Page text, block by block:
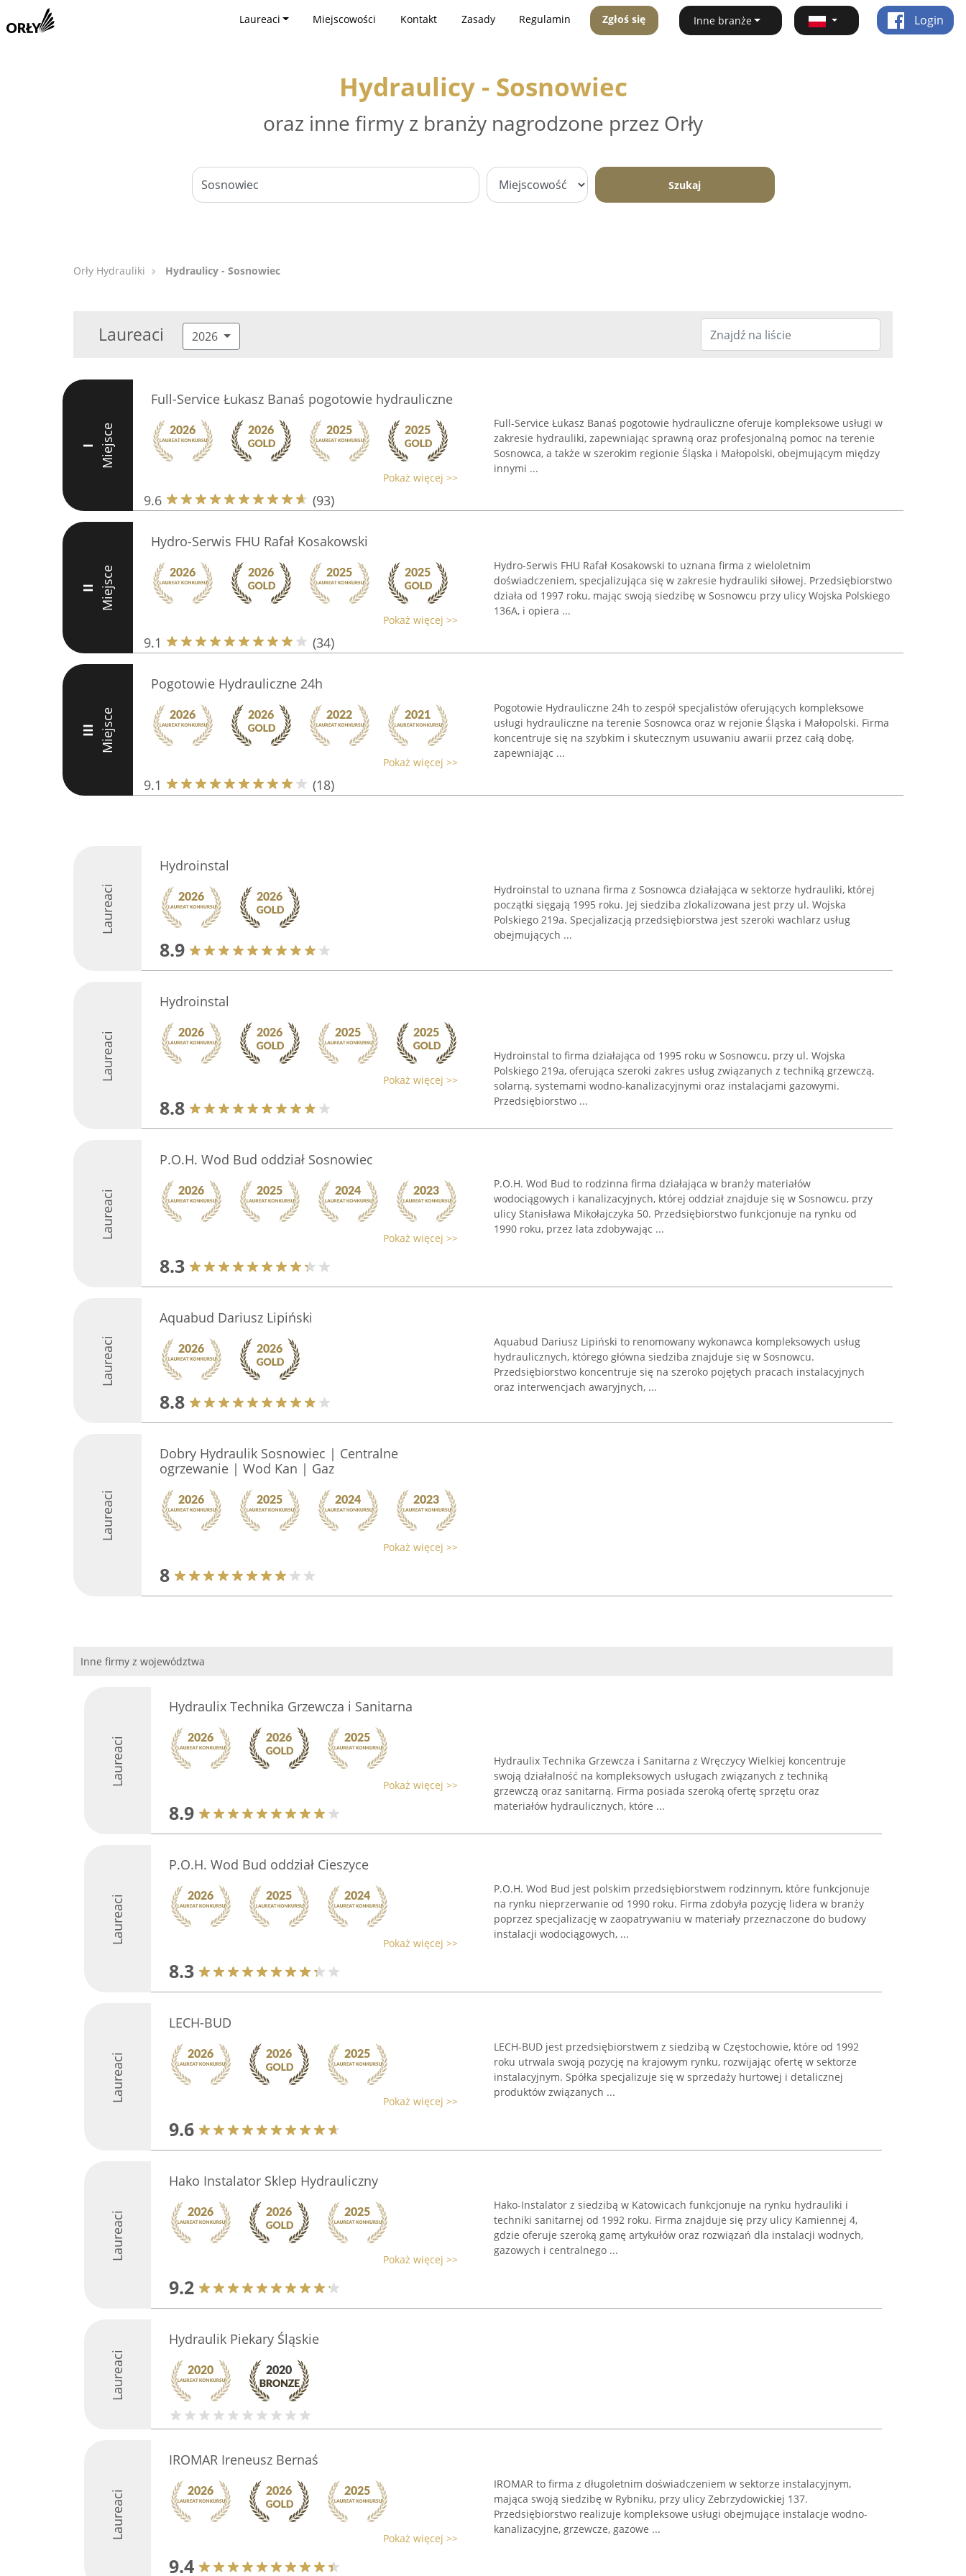
Laureaci Miejscowości Kontakt Zasady Regulamin Zgłoś się Inne branże Login
Hydraulicy - Sosnowiec
oraz inne firmy z branży nagrodzone przez Orły
Szukaj
Orły Hydrauliki Hydraulicy - Sosnowiec
Laureaci 2026
I Miejsce
Full-Service Łukasz Banaś pogotowie hydrauliczne
Pokaż więcej >>
9.6 (93)
Full-Service Łukasz Banaś pogotowie hydrauliczne oferuje kompleksowe usługi w
zakresie hydrauliki, zapewniając sprawną oraz profesjonalną pomoc na terenie
Sosnowca, a także w szerokim regionie Śląska i Małopolski, obejmującym między
innymi ...
II Miejsce
Hydro-Serwis FHU Rafał Kosakowski
Pokaż więcej >>
9.1 (34)
Hydro-Serwis FHU Rafał Kosakowski to uznana firma z wieloletnim
doświadczeniem, specjalizująca się w zakresie hydrauliki siłowej. Przedsiębiorstwo
działa od 1997 roku, mając swoją siedzibę w Sosnowcu przy ulicy Wojska Polskiego
136A, i opiera ...
III Miejsce
Pogotowie Hydrauliczne 24h
Pokaż więcej >>
9.1 (18)
Pogotowie Hydrauliczne 24h to zespół specjalistów oferujących kompleksowe
usługi hydrauliczne na terenie Sosnowca oraz w rejonie Śląska i Małopolski. Firma
koncentruje się na szybkim i skutecznym usuwaniu awarii przez całą dobę,
zapewniając ...
Laureaci
Hydroinstal
8.9
Hydroinstal to uznana firma z Sosnowca działająca w sektorze hydrauliki, której
początki sięgają 1995 roku. Jej siedziba zlokalizowana jest przy ul. Wojska
Polskiego 219a. Specjalizacją przedsiębiorstwa jest szeroki wachlarz usług
obejmujących ...
Laureaci
Hydroinstal
Pokaż więcej >>
8.8
Hydroinstal to firma działająca od 1995 roku w Sosnowcu, przy ul. Wojska
Polskiego 219a, oferująca szeroki zakres usług związanych z techniką grzewczą,
solarną, systemami wodno-kanalizacyjnymi oraz instalacjami gazowymi.
Przedsiębiorstwo ...
Laureaci
P.O.H. Wod Bud oddział Sosnowiec
Pokaż więcej >>
8.3
P.O.H. Wod Bud to rodzinna firma działająca w branży materiałów
wodociągowych i kanalizacyjnych, której oddział znajduje się w Sosnowcu, przy
ulicy Stanisława Mikołajczyka 50. Przedsiębiorstwo funkcjonuje na rynku od
1990 roku, przez lata zdobywając ...
Laureaci
Aquabud Dariusz Lipiński
8.8
Aquabud Dariusz Lipiński to renomowany wykonawca kompleksowych usług
hydraulicznych, którego główna siedziba znajduje się w Sosnowcu.
Przedsiębiorstwo koncentruje się na szeroko pojętych pracach instalacyjnych
oraz interwencjach awaryjnych, ...
Laureaci
Dobry Hydraulik Sosnowiec | Centralne
ogrzewanie | Wod Kan | Gaz
Pokaż więcej >>
8
Inne firmy z województwa
Laureaci
Hydraulix Technika Grzewcza i Sanitarna
Pokaż więcej >>
8.9
Hydraulix Technika Grzewcza i Sanitarna z Wręczycy Wielkiej koncentruje
swoją działalność na kompleksowych usługach związanych z techniką
grzewczą oraz sanitarną. Firma posiada szeroką ofertę sprzętu oraz
materiałów hydraulicznych, które ...
Laureaci
P.O.H. Wod Bud oddział Cieszyce
Pokaż więcej >>
8.3
P.O.H. Wod Bud jest polskim przedsiębiorstwem rodzinnym, które funkcjonuje
na rynku nieprzerwanie od 1990 roku. Firma zdobyła pozycję lidera w branży
poprzez specjalizację w zaopatrywaniu w materiały przeznaczone do budowy
instalacji wodociągowych, ...
Laureaci
LECH-BUD
Pokaż więcej >>
9.6
LECH-BUD jest przedsiębiorstwem z siedzibą w Częstochowie, które od 1992
roku utrwala swoją pozycję na krajowym rynku, rozwijając ofertę w sektorze
instalacyjnym. Spółka specjalizuje się w sprzedaży hurtowej i detalicznej
produktów związanych ...
Laureaci
Hako Instalator Sklep Hydrauliczny
Pokaż więcej >>
9.2
Hako-Instalator z siedzibą w Katowicach funkcjonuje na rynku hydrauliki i
techniki sanitarnej od 1992 roku. Firma znajduje się przy ulicy Kamiennej 4,
gdzie oferuje szeroką gamę artykułów oraz rozwiązań dla instalacji wodnych,
gazowych i centralnego ...
Laureaci
Hydraulik Piekary Śląskie
Laureaci
IROMAR Ireneusz Bernaś
Pokaż więcej >>
9.4
IROMAR to firma z długoletnim doświadczeniem w sektorze instalacyjnym,
mająca swoją siedzibę w Rybniku, przy ulicy Zebrzydowickiej 137.
Przedsiębiorstwo realizuje kompleksowe usługi obejmujące instalacje wodno-
kanalizacyjne, grzewcze, gazowe ...